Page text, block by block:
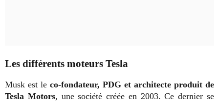
Les différents moteurs Tesla
Musk est le co-fondateur, PDG et architecte produit de
Tesla Motors, une société créée en 2003. Ce dernier se